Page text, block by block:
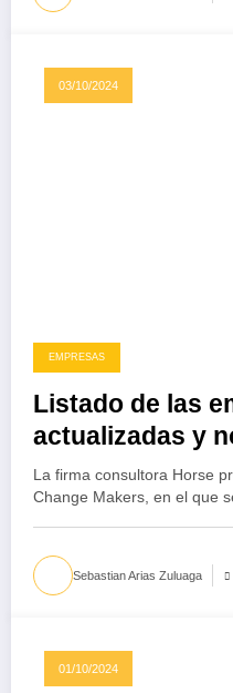
03/10/2024
EMPRESAS
Listado de las
actualizadas y
Colombia
La firma consultora Horse
Change Makers, en el que
Sebastian Arias Zuluaga
01/10/2024